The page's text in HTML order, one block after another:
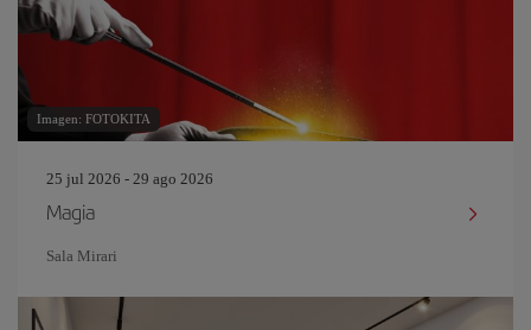
Imagen: FOTOKITA
25 jul 2026 - 29 ago 2026
Magia
Sala Mirari